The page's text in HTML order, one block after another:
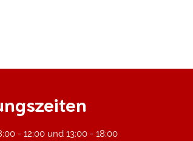
- 12:00 und 13:00 - 18:00